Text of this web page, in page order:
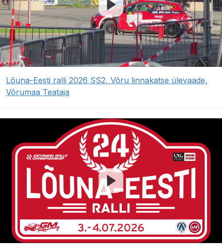
Lõuna-Eesti ralli 2026 SS2, Võru linnakatse ülevaade,
Võrumaa Teataja